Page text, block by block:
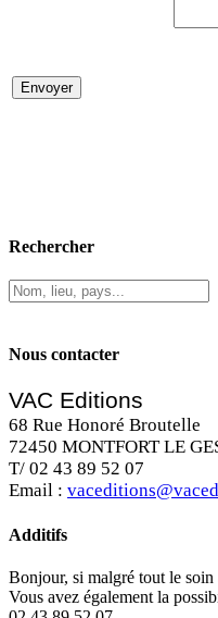
Rechercher
Nous contacter
VAC Editions
68 Rue Honoré Broutelle
72450 MONTFORT LE
T/ 02 43 89 52 07
Email :
Additifs
Bonjour, si malgré tout le soin
Vous avez également la